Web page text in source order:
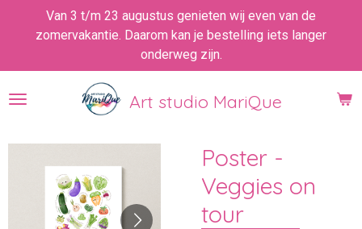
direct
de
hoofdinhoud
Art studio MariQue
Van 3 t/m 23 augustus genieten wij even van de
zomervakantie. Daarom kan je bestelling iets langer
onderweg zijn.
Poster -
Veggies on
tour